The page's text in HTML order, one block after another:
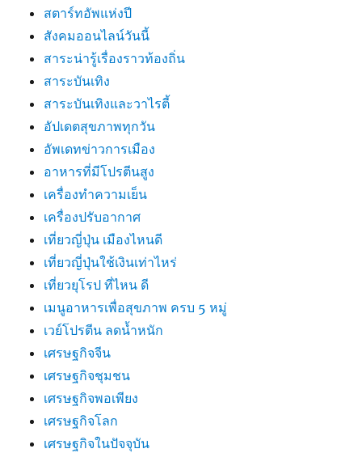
สตาร์ทอัพแห่งปี
สังคมออนไลน์วันนี้
สาระน่ารู้เรื่องราวท้องถิ่น
สาระบันเทิง
สาระบันเทิงและวาไรตี้
อัปเดตสุขภาพทุกวัน
อัพเดทข่าวการเมือง
อาหารที่มีโปรตีนสูง
เครื่องทำความเย็น
เครื่องปรับอากาศ
เที่ยวญี่ปุ่น เมืองไหนดี
เที่ยวญี่ปุ่นใช้เงินเท่าไหร่
เที่ยวยุโรป ที่ไหน ดี
เมนูอาหารเพื่อสุขภาพ ครบ 5 หมู่
เวย์โปรตีน ลดน้ำหนัก
เศรษฐกิจจีน
เศรษฐกิจชุมชน
เศรษฐกิจพอเพียง
เศรษฐกิจโลก
เศรษฐกิจในปัจจุบัน